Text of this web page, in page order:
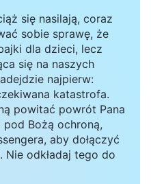
źródłem”. Poza
Gdybym
czy nie
że jestem
to na względzie,
przywódczyni:
chodziłam na
więc nie znam jej
się nasilają, coraz
sobie sprawę, że
dla dzieci, lecz
się na naszych
najpierw:
katastrofa.
powitać powrót Pana
Bożą ochroną,
aby dołączyć
odkładaj tego do